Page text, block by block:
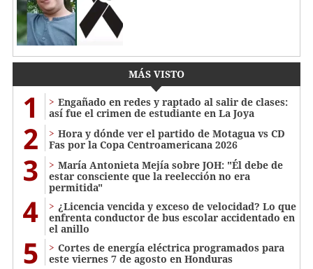
MÁS VISTO
1
Engañado en redes y raptado al salir de clases:
así fue el crimen de estudiante en La Joya
2
Hora y dónde ver el partido de Motagua vs CD
Fas por la Copa Centroamericana 2026
3
María Antonieta Mejía sobre JOH: "Él debe de
estar consciente que la reelección no era
permitida"
4
¿Licencia vencida y exceso de velocidad? Lo que
enfrenta conductor de bus escolar accidentado en
el anillo
5
Cortes de energía eléctrica programados para
este viernes 7 de agosto en Honduras